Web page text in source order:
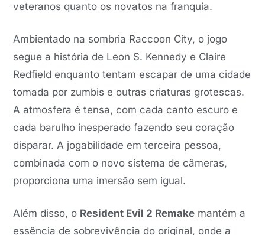
veteranos quanto os novatos na franquia.
Ambientado na sombria Raccoon City, o jogo
segue a história de Leon S. Kennedy e Claire
Redfield enquanto tentam escapar de uma cidade
tomada por zumbis e outras criaturas grotescas.
A atmosfera é tensa, com cada canto escuro e
cada barulho inesperado fazendo seu coração
disparar. A jogabilidade em terceira pessoa,
combinada com o novo sistema de câmeras,
proporciona uma imersão sem igual.
Além disso, o Resident Evil 2 Remake mantém a
essência de sobrevivência do original, onde a